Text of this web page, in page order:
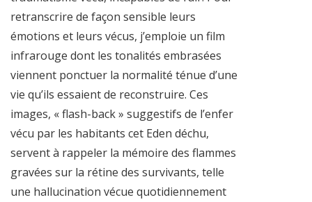
retranscrire de façon sensible leurs
émotions et leurs vécus, j’emploie un film
infrarouge dont les tonalités embrasées
viennent ponctuer la normalité ténue d’une
vie qu’ils essaient de reconstruire. Ces
images, « flash-back » suggestifs de l’enfer
vécu par les habitants cet Eden déchu,
servent à rappeler la mémoire des flammes
gravées sur la rétine des survivants, telle
une hallucination vécue quotidiennement